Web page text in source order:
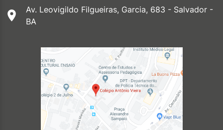
Av. Leovigildo Filgueiras, Garcia, 683 - Salvador -
BA